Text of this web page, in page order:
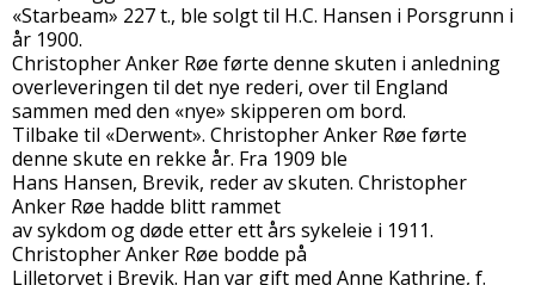
«Starbeam» 227 t., ble solgt til H.C. Hansen i Porsgrunn i
år 1900.
Christopher Anker Røe førte denne skuten i anledning
overleveringen til det nye rederi, over til England
sammen med den «nye» skipperen om bord.
Tilbake til «Derwent». Christopher Anker Røe førte
denne skute en rekke år. Fra 1909 ble
Hans Hansen, Brevik, reder av skuten. Christopher
Anker Røe hadde blitt rammet
av sykdom og døde etter ett års sykeleie i 1911.
Christopher Anker Røe bodde på
Lilletorvet i Brevik. Han var gift med Anne Kathrine, f.